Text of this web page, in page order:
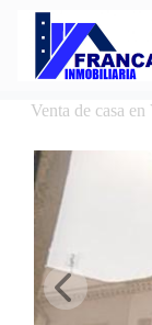
Venta de casa